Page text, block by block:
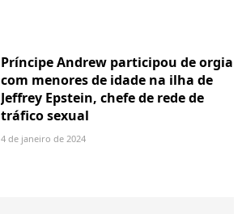
Príncipe Andrew participou de orgia
com menores de idade na ilha de
Jeffrey Epstein, chefe de rede de
tráfico sexual
4 de janeiro de 2024